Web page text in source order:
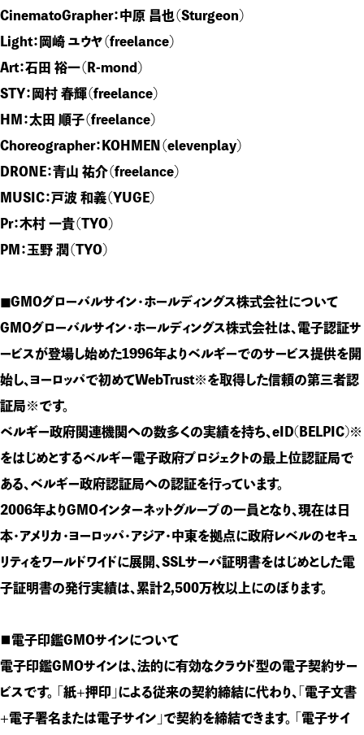
CinematoGrapher：中原 昌也（Sturgeon）
Light：岡崎 ユウヤ（freelance）
Art：石田 裕一（R-mond）
STY：岡村 春輝（freelance）
HM：太田 順子（freelance）
Choreographer：KOHMEN（elevenplay）
DRONE：青山 祐介（freelance）
MUSIC：戸波 和義（YUGE）
Pr：木村 一貴（TYO）
PM：玉野 潤（TYO）
◼GMOグローバルサイン・ホールディングス株式会社について
GMOグローバルサイン・ホールディングス株式会社は、電子認証サ
ービスが登場し始めた1996年よりベルギーでのサービス提供を開
始し、ヨーロッパで初めてWebTrust※を取得した信頼の第三者認
証局※です。
ベルギー政府関連機関への数多くの実績を持ち、eID(BELPIC)※
をはじめとするベルギー電子政府プロジェクトの最上位認証局で
ある、ベルギー政府認証局への認証を行っています。
2006年よりGMOインターネットグループの一員となり、現在は日
本・アメリカ・ヨーロッパ・アジア・中東を拠点に政府レベルのセキュ
リティをワールドワイドに展開、SSLサーバ証明書をはじめとした電
子証明書の発行実績は、累計2,500万枚以上にのぼります。
■電子印鑑GMOサインについて
電子印鑑GMOサインは、法的に有効なクラウド型の電子契約サー
ビスです。 「紙+押印」による従来の契約締結に代わり、「電子文書
+電子署名または電子サイン」で契約を締結できます。 「電子サイ